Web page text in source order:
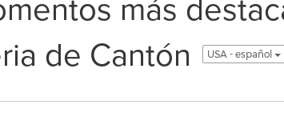
de Cantón
USA - español